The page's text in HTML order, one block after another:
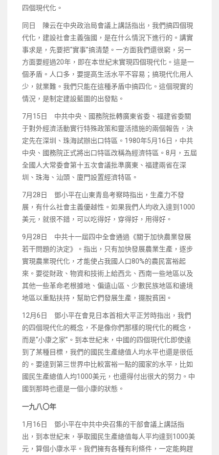
四個現代化。
同日 陳云在中央政治局會議上講話指出，我們搞四個現
代化，建設社會主義強國，是在什么情況下進行的。講實
事求是，先要把“實事”搞清楚。一方面我們還很窮，另一
方面要經過20年，即在本世紀末實現四個現代化。這是一
個矛盾。人口多，要提高生活水平不容易；搞現代化用人
少，就業難。我們只能在這種矛盾中搞四化。這個現實的
情況，是制定建設藍圖的出發點。
7月15日 中共中央、國務院批轉廣東省委、福建省委關
于對外經濟活動實行特殊政策和靈活措施的兩個報告，決
定先在深圳、珠海試辦出口特區。1980年5月16日，中共
中央、國務院正式將出口特區改稱為經濟特區。8月，五屆
全國人大常委會第十五次會議批準廣東、福建兩省在深
圳、珠海、汕頭、廈門設置經濟特區。
7月28日 鄧小平在山東青島考察時指出，生產力不發
展，有什么社會主義優越性。如果我們人均收入達到1000
美元，就很不錯，可以吃得好，穿得好，用得好。
9月28日 中共十一屆四中全會通過《關于加快農業發展
若干問題的決定》。指出，只有加快發展農業生產，逐步
實現農業現代化，才能使占我國人口80%的農民富裕起
來。要從財政、物資和技術上給西北、西南一些地區以及
其他一些革命老根據地、偏遠山區、少數民族地區和邊境
地區以重點扶持，幫助它們發展生產，擺脫貧困。
12月6日 鄧小平在會見日本首相大平正芳時指出，我們
的四個現代化的概念，不是像你們那樣的現代化的概念，
而是“小康之家”。到本世紀末，中國的四個現代化即使達
到了某種目標，我們的國民生產總值人均水平也還是很低
的。要達到第三世界中比較富裕一點的國家的水平，比如
國民生產總值人均1000美元，也還得付出很大的努力。中
國到那時也還是一個小康的狀態。
一九八〇年
1月16日 鄧小平在中共中央召集的干部會議上講話指
出，到本世紀末，爭取國民生產總值每人平均達到1000美
元，算個小康水平。我們擁有各種有利條件，一定能夠趕